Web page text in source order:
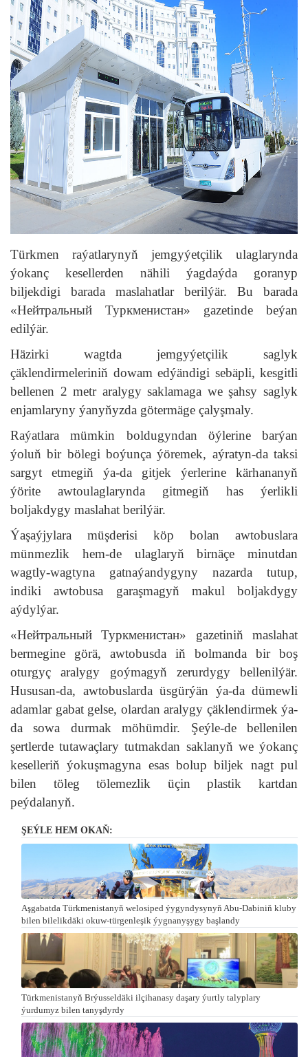
Türkmen raýatlarynyň jemgyýetçilik ulaglarynda
ýokanç kesellerden nähili ýagdaýda goranyp
biljekdigi barada maslahatlar berilýär. Bu barada
«Нейтральный Туркменистан» gazetinde beýan
edilýär.
Häzirki wagtda jemgyýetçilik saglyk
çäklendirmeleriniň dowam edýändigi sebäpli, kesgitli
bellenen 2 metr aralygy saklamaga we şahsy saglyk
enjamlaryny ýanyňyzda götermäge çalyşmaly.
Raýatlara mümkin boldugyndan öýlerine barýan
ýoluň bir bölegi boýunça ýöremek, aýratyn-da taksi
sargyt etmegiň ýa-da gitjek ýerlerine kärhananyň
ýörite awtoulaglarynda gitmegiň has ýerlikli
boljakdygy maslahat berilýär.
Ýaşaýjylara müşderisi köp bolan awtobuslara
münmezlik hem-de ulaglaryň birnäçe minutdan
wagtly-wagtyna gatnaýandygyny nazarda tutup,
indiki awtobusa garaşmagyň makul boljakdygy
aýdylýar.
«Нейтральный Туркменистан» gazetiniň maslahat
bermegine görä, awtobusda iň bolmanda bir boş
oturgyç aralygy goýmagyň zerurdygy bellenilýär.
Hususan-da, awtobuslarda üsgürýän ýa-da dümewli
adamlar gabat gelse, olardan aralygy çäklendirmek ýa-
da sowa durmak möhümdir. Şeýle-de bellenilen
şertlerde tutawaçlary tutmakdan saklanyň we ýokanç
keselleriň ýokuşmagyna esas bolup biljek nagt pul
bilen töleg tölemezlik üçin plastik kartdan
peýdalanyň.
ŞEÝLE HEM OKAŇ:
Aşgabatda Türkmenistanyň welosiped ýygyndysynyň Abu-Dabiniň kluby
bilen bilelikdäki okuw-türgenleşik ýygnanyşygy başlandy
Türkmenistanyň Brýusseldäki ilçihanasy daşary ýurtly talyplary
ýurdumyz bilen tanyşdyrdy